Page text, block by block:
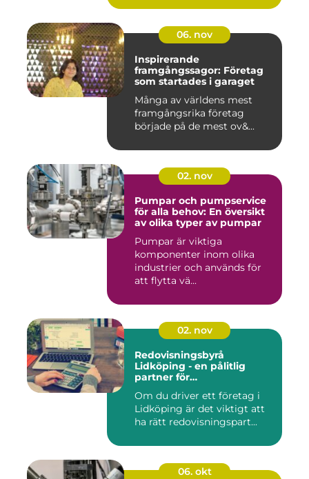
06. nov
Inspirerande
framgångssagor: Företag
som startades i garaget
Många av världens mest
framgångsrika företag
började på de mest ov&...
02. nov
Pumpar och pumpservice
för alla behov: En översikt
av olika typer av pumpar
Pumpar är viktiga
komponenter inom olika
industrier och används för
att flytta vä...
02. nov
Redovisningsbyrå
Lidköping - en pålitlig
partner för
Lidköping
Om du driver ett företag i
Lidköping är det viktigt att
ha rätt redovisningspart...
06. okt